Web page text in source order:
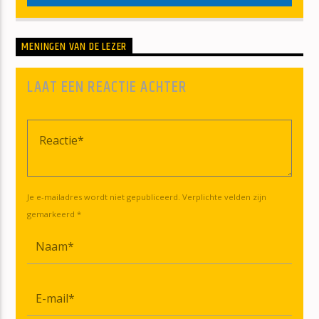
MENINGEN VAN DE LEZER
LAAT EEN REACTIE ACHTER
Je e-mailadres wordt niet gepubliceerd. Verplichte velden zijn
gemarkeerd *